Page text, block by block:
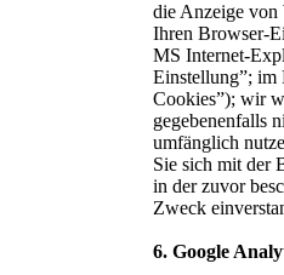
die Anzeige von
Ihren Browser-
MS Internet-
Einstellung”; im
Cookies”); wir
gegebenenfalls
umfänglich
Sie sich mit der
in der zuvor
Zweck
6. Google